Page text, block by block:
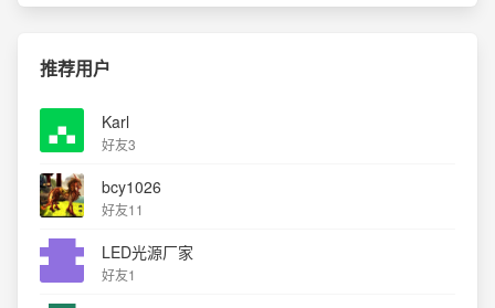
推荐用户
Karl
好友3
bcy1026
好友11
LED光源厂家
好友1